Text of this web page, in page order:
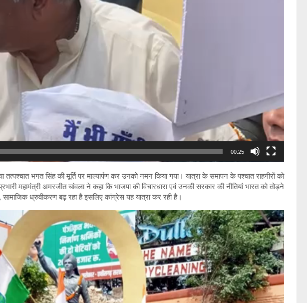
00:25
भगत सिंह की मूर्ति पर माल्यार्पण कर उनको नमन किया गया। यात्रा के समापन के पश्चात राहगीरों को
महामंत्री अमरजीत चांवला ने कहा कि भाजपा की विचारधारा एवं उनकी सरकार की नीतियां भारत को तोड़ने
ध्रुवीकरण बढ़ रहा है इसलिए कांग्रेस यह यात्रा कर रही है।